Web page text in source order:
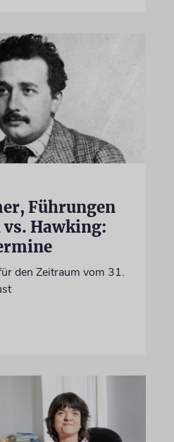
Führungen
Hawking:
den Zeitraum vom 31.